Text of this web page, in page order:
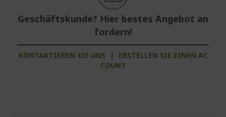
Geschäftskunde? Hier bestes Angebot an
fordern!
KONTAKTIEREN SIE UNS |
ERSTELLEN SIE EINEN AC
COUNT